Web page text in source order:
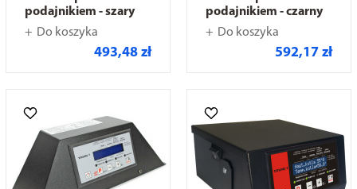
podajnikiem - szary
Do koszyka
493,48 zł
podajnikiem - czarny
Do koszyka
592,17 zł